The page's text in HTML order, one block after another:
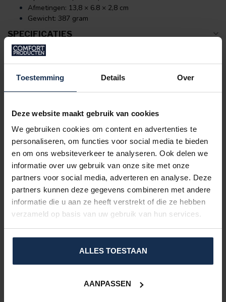
Toestemming Details Over
Deze website maakt gebruik van cookies
We gebruiken cookies om content en advertenties te
personaliseren, om functies voor social media te bieden
en om ons websiteverkeer te analyseren. Ook delen we
informatie over uw gebruik van onze site met onze
partners voor social media, adverteren en analyse. Deze
partners kunnen deze gegevens combineren met andere
informatie die u aan ze heeft verstrekt of die ze hebben
verzameld op basis van uw gebruik van hun services.
ALLES TOESTAAN
AANPASSEN
Afmetingen: 13,8 × 6.8 × 2,8 cm
Gewicht: 387 gram
SPECIFICATIES
REVIEWS
GERELATEERDE PRODUCTEN
BERTSCHAT®
Dual Heating - Bordeauxrood
Op voorraad
€169,95
BERTSCHAT®
Verwarmde Hoodie - Heren |
Dual Heating - Marineblauw
Op voorraad
€169,95
VRAGEN OVER DIT PRODUCT?
Of heeft u hulp nodig bij het bestelproces?
specialisten viasupport@comfort-producten.be